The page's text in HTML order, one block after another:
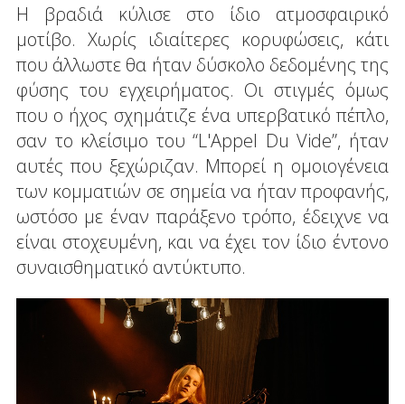
Η βραδιά κύλισε στο ίδιο ατμοσφαιρικό
μοτίβο. Χωρίς ιδιαίτερες κορυφώσεις, κάτι
που άλλωστε θα ήταν δύσκολο δεδομένης της
φύσης του εγχειρήματος. Οι στιγμές όμως
που ο ήχος σχημάτιζε ένα υπερβατικό πέπλο,
σαν το κλείσιμο του “L'Appel Du Vide”, ήταν
αυτές που ξεχώριζαν. Μπορεί η ομοιογένεια
των κομματιών σε σημεία να ήταν προφανής,
ωστόσο με έναν παράξενο τρόπο, έδειχνε να
είναι στοχευμένη, και να έχει τον ίδιο έντονο
συναισθηματικό αντύκτυπο.